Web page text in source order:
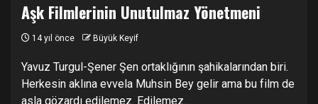
Aşk Filmlerinin Unutulmaz Yönetmeni
14 yıl önce Büyük Keyif
Yavuz Turgul-Şener Şen ortaklığının şahikalarından biri.
Herkesin aklına evvela Muhsin Bey gelir ama bu film de
asla gözardı edilemez. Edilemez...